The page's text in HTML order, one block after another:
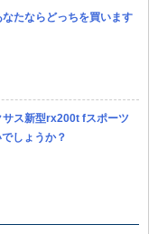
たならどっちを買います
ス新型rx200t fスポーツ
しょうか？